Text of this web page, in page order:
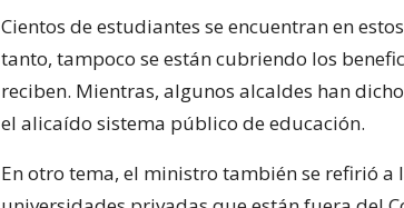
Cientos de estudiantes se encuentran en
tanto, tampoco se están cubriendo los
reciben. Mientras, algunos alcaldes han
el alicaído sistema público de educación.
En otro tema, el ministro también se refirió